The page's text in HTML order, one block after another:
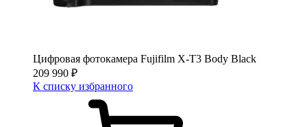
Цифровая фотокамера Fujifilm X-T3 Body Black
209 990 ₽
К списку избранного